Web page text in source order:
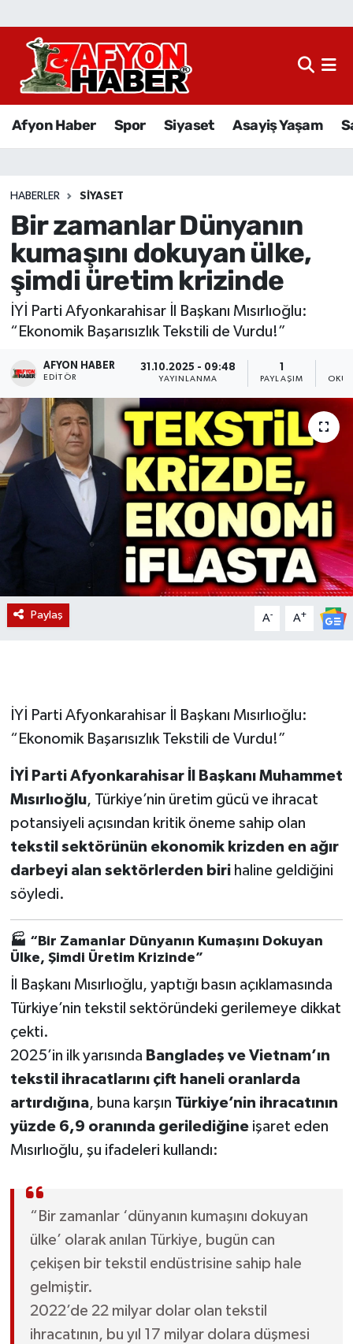
Afyon Haber Spor Siyaset Asayiş Yaşam
HABERLER SIYASET
Bir zamanlar Dünyanın
kumaşını dokuyan ülke,
şimdi üretim krizinde
İYİ Parti Afyonkarahisar İl Başkanı Mısırlıoğlu:
“Ekonomik Başarısızlık Tekstili de Vurdu!”
AFYON HABER
EDITÖR
31.10.2025 - 09:48
YAYINLANMA PAYLAŞIM
Paylaş A- A+
İYİ Parti Afyonkarahisar İl Başkanı Mısırlıoğlu:
“Ekonomik Başarısızlık Tekstili de Vurdu!”
İYİ Parti Afyonkarahisar İl Başkanı Muhammet
Mısırlıoğlu, Türkiye’nin üretim gücü ve ihracat
potansiyeli açısından kritik öneme sahip olan
tekstil sektörünün ekonomik krizden en ağır
darbeyi alan sektörlerden birihaline geldiğini
söyledi.
🏭 “Bir Zamanlar Dünyanın Kumaşını Dokuyan
Ülke, Şimdi Üretim Krizinde”
İl Başkanı Mısırlıoğlu, yaptığı basın açıklamasında
Türkiye’nin tekstil sektöründeki gerilemeye dikkat
çekti.
2025’in ilk yarısında Bangladeş ve Vietnam’ın
tekstil ihracatlarını çift haneli oranlarda
artırdığına, buna karşın Türkiye’nin ihracatının
yüzde 6,9 oranında gerilediğineişaret eden
Mısırlıoğlu, şu ifadeleri kullandı:
“Bir zamanlar ‘dünyanın kumaşını dokuyan
ülke’ olarak anılan Türkiye, bugün can
çekişen bir tekstil endüstrisine sahip hale
gelmiştir.
2022’de 22 milyar dolar olan tekstil
ihracatının, bu yıl 17 milyar dolara düşmesi
Afyon Haber
Sağlık
Eğitim
Ekonomi
Magazin
Etkinlikler